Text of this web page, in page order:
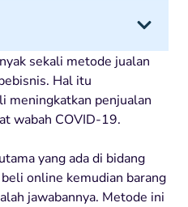
sekali metode jualan
Hal itu
meningkatkan penjualan
wabah COVID-19.
yang ada di bidang
online kemudian barang
jawabannya. Metode ini